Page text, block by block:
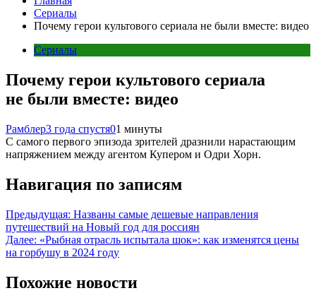
Сериалы
Почему герои культового сериала не были вместе: видео
Сериалы
Почему герои культового сериала
не были вместе: видео
Рамблер3 года спустя01 минуты
С самого первого эпизода зрителей дразнили нарастающим
напряжением между агентом Купером и Одри Хорн.
Навигация по записям
Предыдущая: Названы самые дешевые направления
путешествий на Новый год для россиян
Далее: «Рыбная отрасль испытала шок»: как изменятся цены
на горбушу в 2024 году
Похожие новости